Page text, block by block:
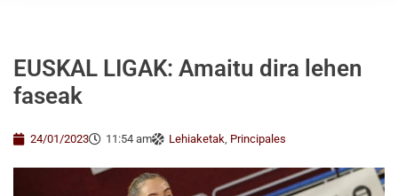
EUSKAL LIGAK: Amaitu dira lehen
faseak
24/01/2023 11:54 am Lehiaketak, Principales